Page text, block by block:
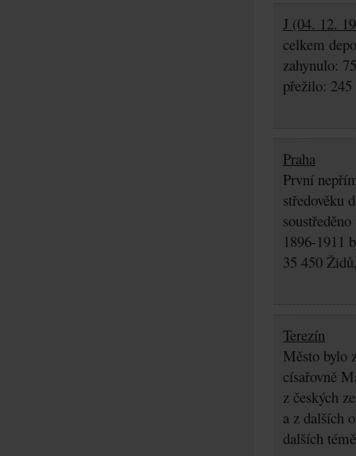
J (04. 12.
celkem
zahynulo:
přežilo: 245
Praha
První
středověku
1896-1911
35 450
Terezín
Město bylo
císařovně
z českých
a z dalších
dalších